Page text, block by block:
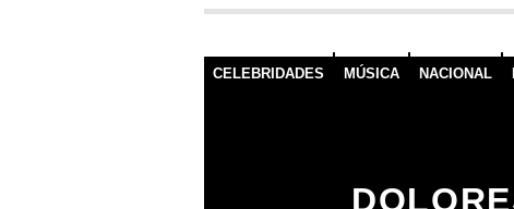
CELEBRIDADES MÚSICA NACIONAL